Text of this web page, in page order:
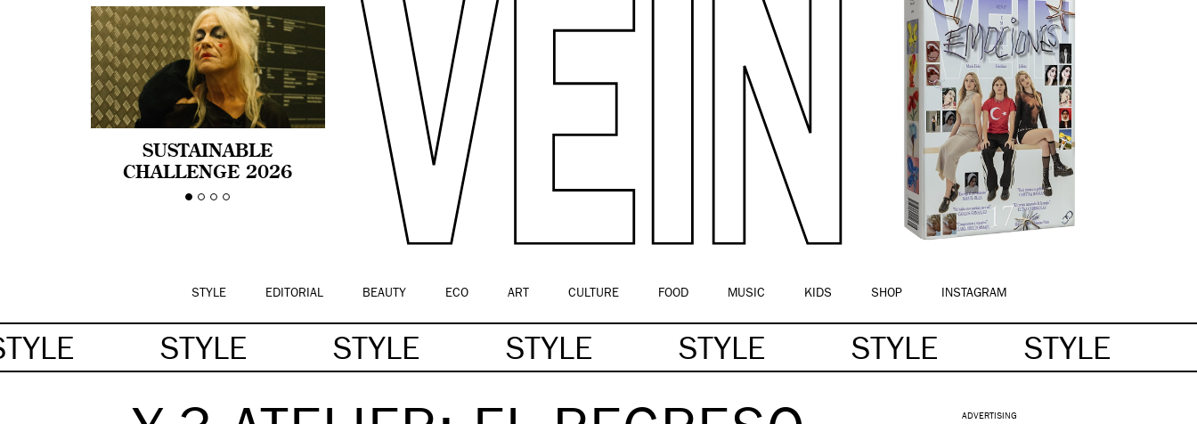
SUSTAINABLE
CHALLENGE 2026
CELEBRA LA
STYLE EDITORIAL BEAUTY ECO ART CULTURE FOOD MUSIC KIDS SHOP INSTAGRAM
STYLE STYLE STYLE STYLE STYLE STYLE
ADVERTISING